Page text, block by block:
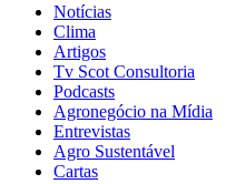
Notícias
Clima
Artigos
Tv Scot Consultoria
Podcasts
Agronegócio na Mídia
Entrevistas
Agro Sustentável
Cartas